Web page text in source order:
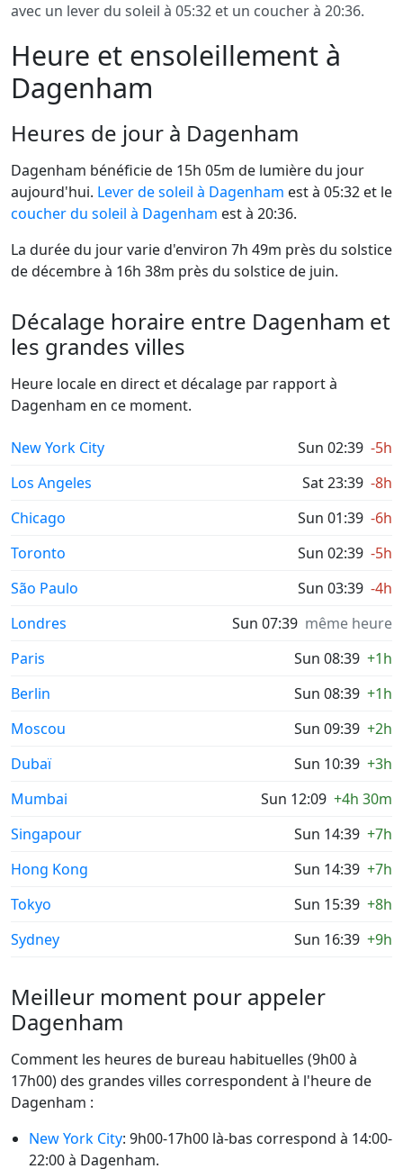
avec un lever du soleil à 05:32 et un coucher à 20:36.
Heure et ensoleillement à
Dagenham
Heures de jour à Dagenham
Dagenham bénéficie de 15h 05m de lumière du jour
aujourd'hui. Lever de soleil à Dagenham est à 05:32 et le
coucher du soleil à Dagenham est à 20:36.
La durée du jour varie d'environ 7h 49m près du solstice
de décembre à 16h 38m près du solstice de juin.
Décalage horaire entre Dagenham et
les grandes villes
Heure locale en direct et décalage par rapport à
Dagenham en ce moment.
New York City Sun 02:39 -5h
Los Angeles
Sat 23:39 -8h
Chicago
Sun 01:39 -6h
Toronto
Sun 02:39 -5h
São Paulo
Sun 03:39 -4h
Londres
Sun 07:39 même heure
Paris
Sun 08:39 +1h
Berlin
Sun 08:39 +1h
Moscou
Sun 09:39 +2h
Dubaï
Sun 10:39 +3h
Mumbai
Sun 12:09 +4h 30m
Singapour
Sun 14:39 +7h
Hong Kong
Sun 14:39 +7h
Tokyo
Sun 15:39 +8h
Sydney
Sun 16:39 +9h
Meilleur moment pour appeler
Dagenham
Comment les heures de bureau habituelles (9h00 à
17h00) des grandes villes correspondent à l'heure de
Dagenham :
New York City: 9h00-17h00 là-bas correspond à 14:00-
22:00 à Dagenham.